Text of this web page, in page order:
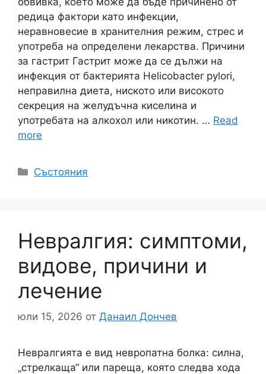
редица фактори като инфекции,
неравновесие в хранителния режим, стрес и
употреба на определени лекарства. Причини
за гастрит Гастрит може да се дължи на
инфекция от бактерията Helicobacter pylori,
неправилна диета, ниското или високото
секреция на желудъчна киселина и
употребата на алкохол или никотин. … Read
more
Категории
Състояния
Невралгия: симптоми,
видове, причини и
лечение
юли 15, 2026 от Данаил Дончев
Невралгията е вид невропатна болка: силна,
„стрелкаща“ или пареща, която следва хода